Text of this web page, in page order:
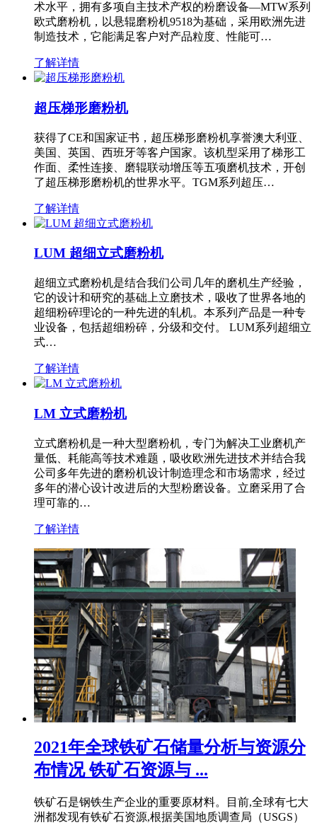
术水平，拥有多项自主技术产权的粉磨设备—MTW系列
欧式磨粉机，以悬辊磨粉机9518为基础，采用欧洲先进
制造技术，它能满足客户对产品粒度、性能可…
了解详情
超压梯形磨粉机
获得了CE和国家证书，超压梯形磨粉机享誉澳大利亚、
美国、英国、西班牙等客户国家。该机型采用了梯形工
作面、柔性连接、磨辊联动增压等五项磨机技术，开创
了超压梯形磨粉机的世界水平。TGM系列超压…
了解详情
LUM 超细立式磨粉机
超细立式磨粉机是结合我们公司几年的磨机生产经验，
它的设计和研究的基础上立磨技术，吸收了世界各地的
超细粉碎理论的一种先进的轧机。本系列产品是一种专
业设备，包括超细粉碎，分级和交付。 LUM系列超细立
式…
了解详情
LM 立式磨粉机
立式磨粉机是一种大型磨粉机，专门为解决工业磨机产
量低、耗能高等技术难题，吸收欧洲先进技术并结合我
公司多年先进的磨粉机设计制造理念和市场需求，经过
多年的潜心设计改进后的大型粉磨设备。立磨采用了合
理可靠的…
了解详情
2021年全球铁矿石储量分析与资源分
布情况 铁矿石资源与 ...
铁矿石是钢铁生产企业的重要原材料。目前,全球有七大
洲都发现有铁矿石资源,根据美国地质调查局（USGS）